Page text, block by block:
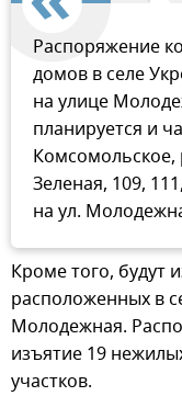
Распоряжение
домов в селе
на улице
планируется и
Зеленая, 109,
на ул.
Кроме того,
расположенных в
Молодежная.
изъятие 19
участков.